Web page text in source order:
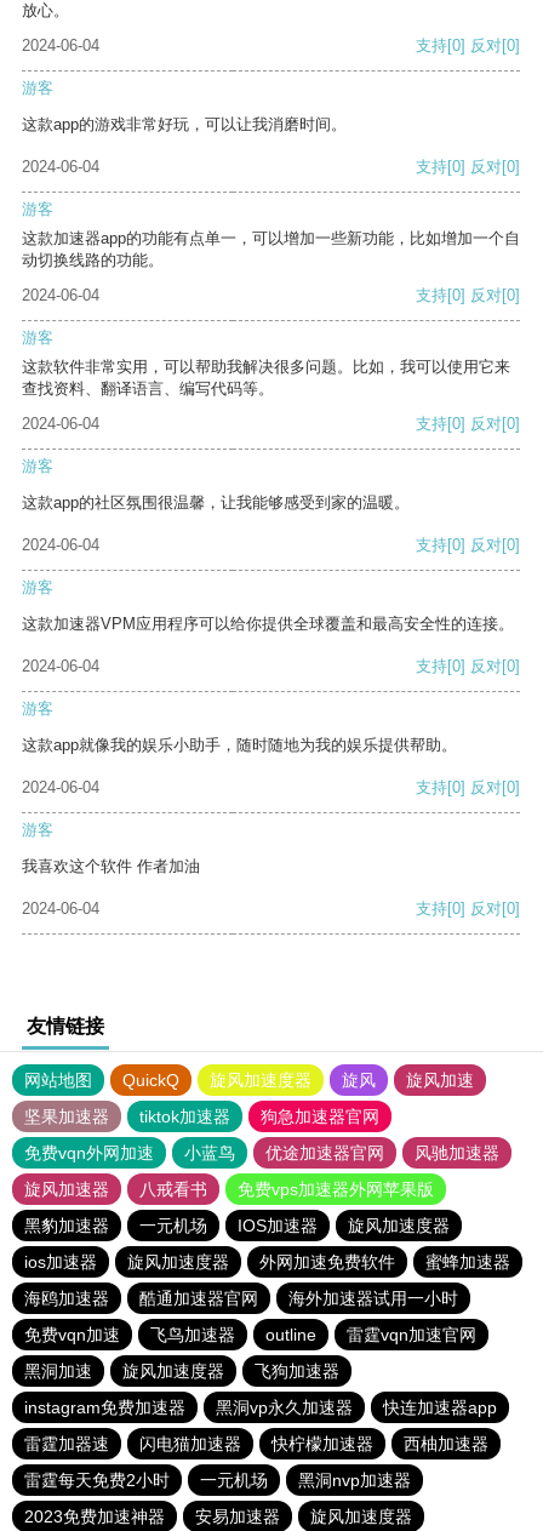
放心。
2024-06-04
支持[0] 反对[0]
游客
这款app的游戏非常好玩，可以让我消磨时间。
2024-06-04 支持[0] 反对[0]
游客
这款加速器app的功能有点单一，可以增加一些新功能，比如增加一个自
动切换线路的功能。
2024-06-04
支持[0] 反对[0]
游客
这款软件非常实用，可以帮助我解决很多问题。比如，我可以使用它来
查找资料、翻译语言、编写代码等。
2024-06-04
支持[0] 反对[0]
游客
这款app的社区氛围很温馨，让我能够感受到家的温暖。
2024-06-04 支持[0] 反对[0]
游客
这款加速器VPM应用程序可以给你提供全球覆盖和最高安全性的连接。
2024-06-04 支持[0] 反对[0]
游客
这款app就像我的娱乐小助手，随时随地为我的娱乐提供帮助。
2024-06-04 支持[0] 反对[0]
游客
我喜欢这个软件 作者加油
2024-06-04 支持[0] 反对[0]
友情链接
网站地图 QuickQ 旋风加速度器 旋风
旋风加速
坚果加速器
tiktok加速器
狗急加速器官网
免费vqn外网加速
小蓝鸟 优途加速器官网
风驰加速器
旋风加速器
八戒看书
免费vps加速器外网苹果版
黑豹加速器
一元机场 IOS加速器
旋风加速度器
ios加速器
旋风加速度器 外网加速免费软件
蜜蜂加速器
海鸥加速器
酷通加速器官网
海外加速器试用一小时
免费vqn加速
飞鸟加速器 outline
雷霆vqn加速官网
黑洞加速
旋风加速度器
飞狗加速器
instagram免费加速器
黑洞vp永久加速器
快连加速器app
雷霆加器速
闪电猫加速器 快柠檬加速器
西柚加速器
雷霆每天免费2小时
一元机场
黑洞nvp加速器
2023免费加速神器
安易加速器 旋风加速度器